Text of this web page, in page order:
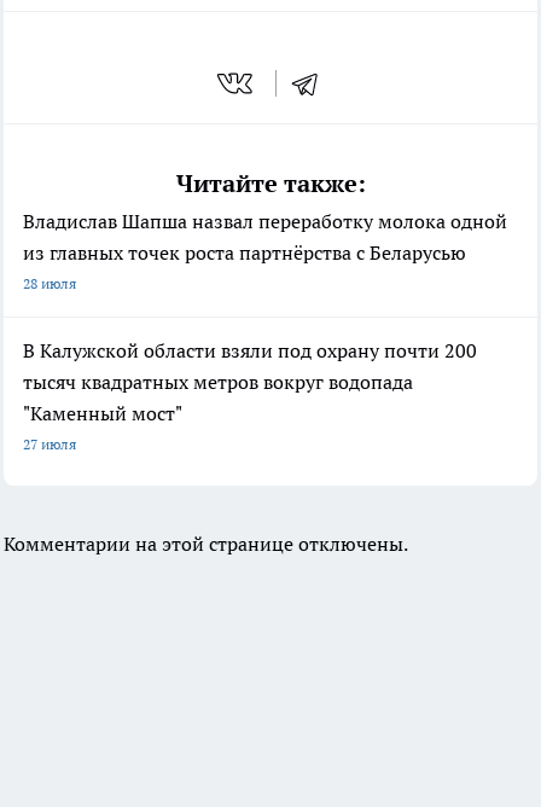
Читайте также:
Владислав Шапша назвал переработку молока одной
из главных точек роста партнёрства с Беларусью
28 июля
В Калужской области взяли под охрану почти 200
тысяч квадратных метров вокруг водопада
"Каменный мост"
27 июля
Комментарии на этой странице отключены.